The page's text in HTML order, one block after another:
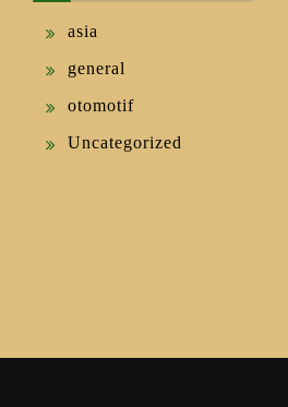
asia
general
otomotif
Uncategorized